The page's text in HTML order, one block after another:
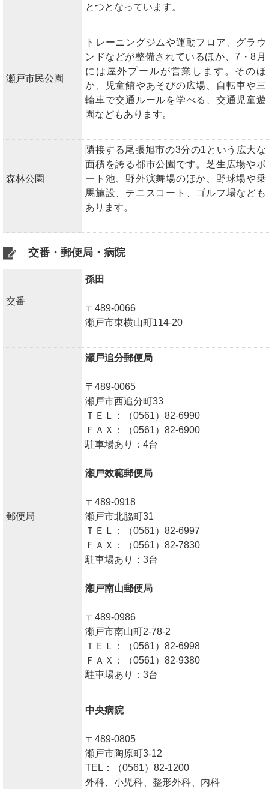
とつとなっています。
瀬戸市民公園
トレーニングジムや運動フロア、グラウ
ンドなどが整備されているほか、7・8月
には屋外プールが営業します。そのほ
か、児童館やあそびの広場、自転車や三
輪車で交通ルールを学べる、交通児童遊
園などもあります。
森林公園
隣接する尾張旭市の3分の1という広大な
面積を誇る都市公園です。芝生広場やボ
ート池、野外演舞場のほか、野球場や乗
馬施設、テニスコート、ゴルフ場なども
あります。
交番・郵便局・病院
交番
孫田
〒489-0066
瀬戸市東横山町114-20
郵便局
瀬戸追分郵便局
〒489-0065
瀬戸市西追分町33
ＴＥＬ：（0561）82-6990
ＦＡＸ：（0561）82-6900
駐車場あり：4台
瀬戸效範郵便局
〒489-0918
瀬戸市北脇町31
ＴＥＬ：（0561）82-6997
ＦＡＸ：（0561）82-7830
駐車場あり：3台
瀬戸南山郵便局
〒489-0986
瀬戸市南山町2-78-2
ＴＥＬ：（0561）82-6998
ＦＡＸ：（0561）82-9380
駐車場あり：3台
中央病院
〒489-0805
瀬戸市陶原町3-12
TEL：（0561）82-1200
外科、小児科、整形外科、内科